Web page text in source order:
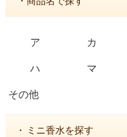
ア カ
ハ マ
その他
・ ミニ香水を探す